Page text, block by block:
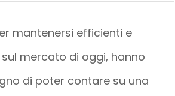
mantenersi efficienti e
mercato di oggi, hanno
di poter contare su una